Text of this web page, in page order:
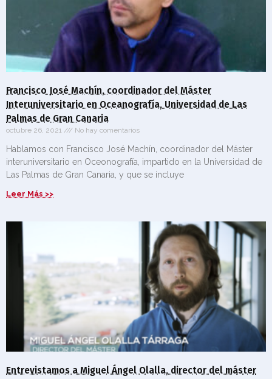
Francisco José Machín, coordinador del Máster
Interuniversitario en Oceanografía, Universidad de Las
Palmas de Gran Canaria
octubre 26, 2021 No hay comentarios
Hablamos con Francisco José Machín, coordinador del Máster
interuniversitario en Oceonografía, impartido en la Universidad de
Las Palmas de Gran Canaria, y que se incluye
Leer Más >>
Entrevistamos a Miguel Ángel Olalla, director del máster